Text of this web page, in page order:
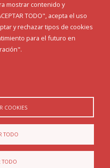
mostrar contenido y
TODO", acepta el uso
y rechazar tipos de cookies
para el futuro en
COOKIES
TODO
TODO
de Burgos